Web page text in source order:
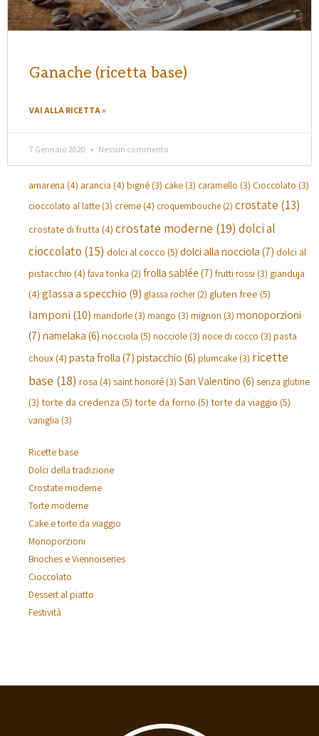
Ganache (ricetta base)
VAI ALLA RICETTA »
7 Gennaio 2020 Nessun commento
amarena (4) arancia (4) bigné (3) cake (3) caramello (3) Cioccolato (3)
cioccolato al latte (3) creme(4) croquembouche (2) crostate (13)
crostate di frutta (4) crostate moderne (19) dolci al
cioccolato (15) dolci al cocco (5) dolci alla nocciola (7) dolci al
pistacchio (4) fava tonka (2) frolla sablée (7) frutti rossi (3) gianduja
(4) glassa a specchio (9) glassa rocher(2) gluten free (5)
lamponi (10) mandorle (3) mango (3) mignon (3) monoporzioni
(7) namelaka (6) nocciola (5) nocciole (3) noce di cocco (3) pasta
choux(4) pasta frolla (7) pistacchio (6) plumcake (3) ricette
base (18) rosa (4) saint honoré (3) San Valentino (6) senza glutine
(3) torte da credenza (5) torte da forno (5) torte da viaggio (5)
vaniglia (3)
Ricette base
Dolci della tradizione
Crostate moderne
Torte moderne
Cake e torte da viaggio
Monoporzioni
Brioches e Viennoiseries
Cioccolato
Dessert al piatto
Festività